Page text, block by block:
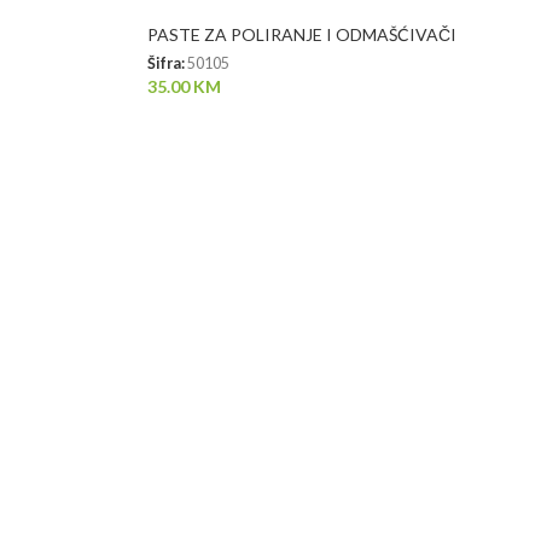
PASTE ZA POLIRANJE I ODMAŠĆIVAČI
Šifra:50105
35.00KM